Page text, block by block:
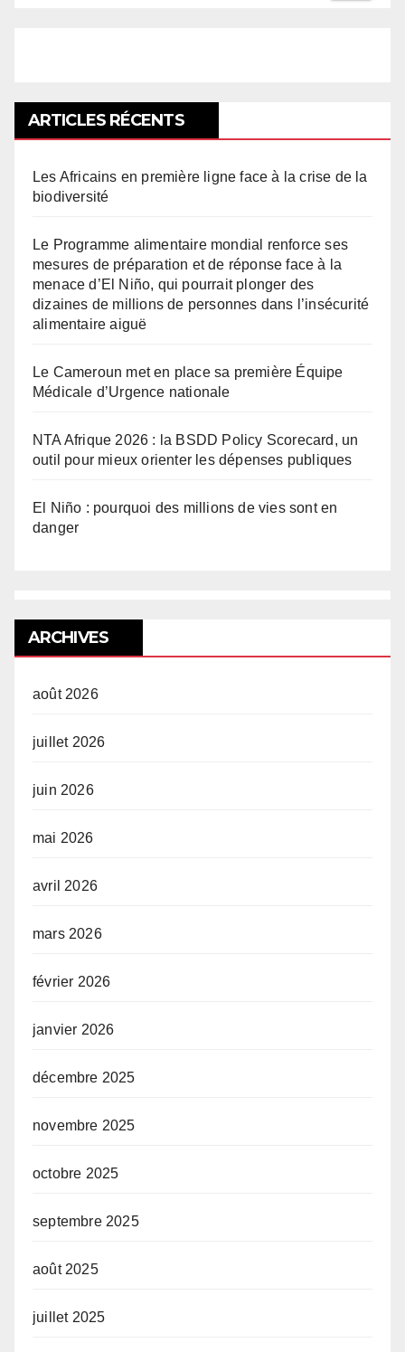
ARTICLES RÉCENTS
Les Africains en première ligne face à la crise de la
biodiversité
Le Programme alimentaire mondial renforce ses
mesures de préparation et de réponse face à la
menace d’El Niño, qui pourrait plonger des
dizaines de millions de personnes dans l’insécurité
alimentaire aiguë
Le Cameroun met en place sa première Équipe
Médicale d’Urgence nationale
NTA Afrique 2026 : la BSDD Policy Scorecard, un
outil pour mieux orienter les dépenses publiques
El Niño : pourquoi des millions de vies sont en
danger
ARCHIVES
août 2026
juillet 2026
juin 2026
mai 2026
avril 2026
mars 2026
février 2026
janvier 2026
décembre 2025
novembre 2025
octobre 2025
septembre 2025
août 2025
juillet 2025